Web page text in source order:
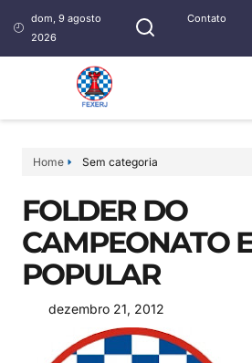
dom, 9 agosto
2026
Contato
Home Sem categoria
FOLDER DO
CAMPEONATO
POPULAR
dezembro 21, 2012